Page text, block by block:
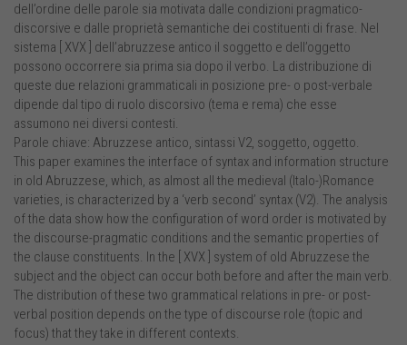
dell’ordine delle parole sia motivata dalle condizioni pragmatico-
discorsive e dalle proprietà semantiche dei costituenti di frase. Nel
sistema [ XVX ] dell’abruzzese antico il soggetto e dell’oggetto
possono occorrere sia prima sia dopo il verbo. La distribuzione di
queste due relazioni grammaticali in posizione pre- o post-verbale
dipende dal tipo di ruolo discorsivo (tema e rema) che esse
assumono nei diversi contesti.
Parole chiave: Abruzzese antico, sintassi V2, soggetto, oggetto.
This paper examines the interface of syntax and information structure
in old Abruzzese, which, as almost all the medieval (Italo-)Romance
varieties, is characterized by a ‘verb second’ syntax (V2). The analysis
of the data show how the configuration of word order is motivated by
the discourse-pragmatic conditions and the semantic properties of
the clause constituents. In the [ XVX ] system of old Abruzzese the
subject and the object can occur both before and after the main verb.
The distribution of these two grammatical relations in pre- or post-
verbal position depends on the type of discourse role (topic and
focus) that they take in different contexts.